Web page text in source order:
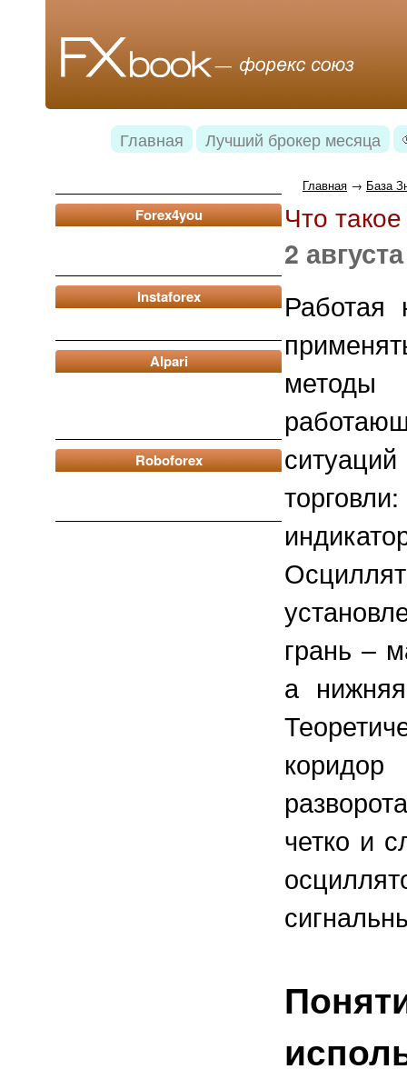
Главная Лучший брокер месяца
Forex4you
Instaforex
Alpari
Roboforex
Главная → База
Что
2
Работая
грань –
а
четко и